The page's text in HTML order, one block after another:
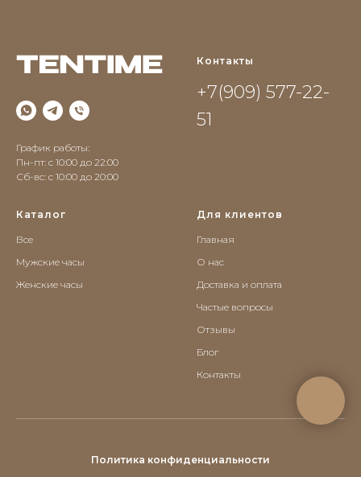
График работы:
Пн-пт: с 10:00 до 22:00
Сб-вс: c 10:00 до 20:00
Контакты
+7(909) 577-22-
51
Каталог
Все
Мужские часы
Женские часы
Для клиентов
Главная
О нас
Доставка и оплата
Частые вопросы
Отзывы
Блог
Контакты
Политика конфиденциальности